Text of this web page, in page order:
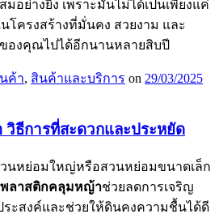
มอย่างยิ่ง เพราะมันไม่ได้เป็นเพียงแค่
โครงสร้างที่มั่นคง สวยงาม และ
องคุณไปได้อีกนานหลายสิบปี
ค้า, สินค้าและบริการ on 29/03/2025
ธีการที่สะดวกและประหยัด
นหย่อมใหญ่หรือสวนหย่อมขนาดเล็ก
พลาสติกคลุมหญ้าช่วยลดการเจริญ
ะสงค์และช่วยให้ดินคงความชื้นได้ดี